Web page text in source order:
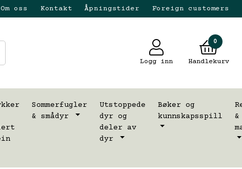
Om oss Kontakt Åpningstider Foreign customers
Logg inn
0
Handlekurv
Sommerfugler
& smådyr
Utstoppede
dyr og
deler av
dyr
Bøker og
kunnskapsspill